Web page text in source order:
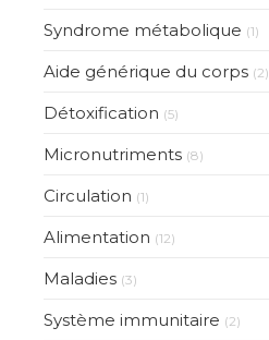
Syndrome métabolique (1)
Aide générique du corps (2)
Détoxification (5)
Micronutriments (8)
Circulation (1)
Alimentation (12)
Maladies (3)
Système immunitaire (2)